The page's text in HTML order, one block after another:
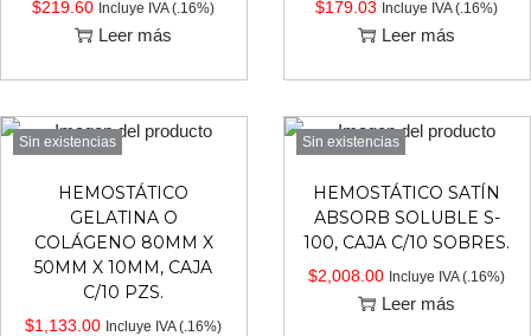
$219.60 Incluye IVA (.16%)
Leer más
$179.03 Incluye IVA (.16%)
Leer más
Sin existencias
HEMOSTÁTICO
GELATINA O
COLÁGENO 80MM X
50MM X 10MM, CAJA
C/10 PZS.
$1,133.00 Incluye IVA (.16%)
Sin existencias
HEMOSTÁTICO SATÍN
ABSORB SOLUBLE S-
100, CAJA C/10 SOBRES.
$2,008.00 Incluye IVA (.16%)
Leer más